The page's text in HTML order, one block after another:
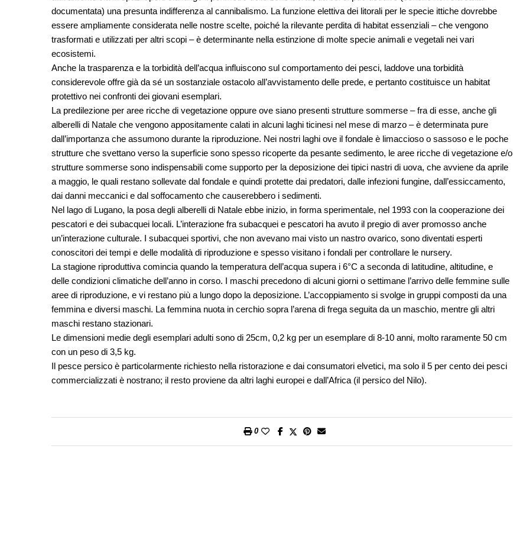
documentata) una presunta indifferenza al cannibalismo. La funzione elettiva dei litorali per le specie ittiche dovrebbe
essere ampliamente considerata nelle nostre scelte, poiché la rilevante perdita di habitat essenziali – che vengono
trasformati e utilizzati per altri scopi – è determinante nella estinzione di molte specie animali e vegetali nei vari
ecosistemi.
Anche la trasparenza e la torbidità dell’acqua influiscono sul comportamento dei pesci, laddove una torbidità
considerevole offre già da sé un sostanziale ostacolo all’avvistamento delle prede, e pertanto costituisce un habitat
protettivo nei confronti dei giovani esemplari.
La predilezione per aree ricche di vegetazione oppure ove siano presenti strutture sommerse – fra di esse, anche gli
alberelli di Natale che vengono appositamente calati in alcuni laghi ticinesi nel mese di marzo – è determinata pure
dall’importanza che assumono durante la riproduzione. Nei nostri laghi ove il fondale è limaccioso o sassoso e le poche
strutture che svettano verso la superficie sono spesso ricoperte da pesante sedimento, le aree ricche di vegetazione e/o
strutture sommerse sono indispensabili come supporto per la deposizione dei tipici nastri di uova, che avviene da aprile
a maggio, le quali restano sollevate dal fondale e quindi protette dai predatori, dalle infezioni fungine, dall’essiccamento,
dai danni meccanici e dal soffocamento che causerebbero i sedimenti.
Nel lago di Lugano, la posa degli alberelli di Natale ebbe inizio, in forma sperimentale, nel 1993 con la cooperazione dei
pescatori e dei subacquei locali. L’interazione fra subacquei e pescatori ha avuto il pregio di aver promosso anche
un’interazione culturale. I subacquei sportivi, che non avevano mai visto un nastro ovarico, sono diventati esperti
conoscitori dei tempi e delle modalità di riproduzione e spesso visitano i fondali per controllare le nursery.
La stagione riproduttiva comincia quando la temperatura dell’acqua supera i 6°C a seconda di latitudine, altitudine, e
delle condizioni climatiche dell’anno in corso. I maschi precedono di alcuni giorni o settimane l’arrivo delle femmine sulle
aree di riproduzione, e vi restano più a lungo dopo la deposizione. L’accoppiamento si svolge in gruppi composti da una
femmina e diversi maschi. La femmina nuota in cerchio sopra l’arena di frega seguita da un maschio, mentre gli altri
maschi restano stazionari.
Le dimensioni medie degli esemplari adulti sono di 25cm, 0,2 kg per un esemplare di 8-10 anni, molto raramente 50 cm
con un peso di 3,5 kg.
Il pesce persico è particolarmente richiesto nella ristorazione e dai consumatori elvetici, ma solo il 5 per cento dei pesci
commercializzati è nostrano; il resto proviene da altri laghi europei e dall’Africa (il persico del Nilo).
0